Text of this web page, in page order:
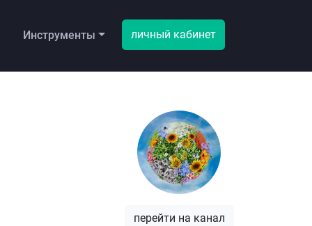
Инструменты личный кабинет
перейти на канал